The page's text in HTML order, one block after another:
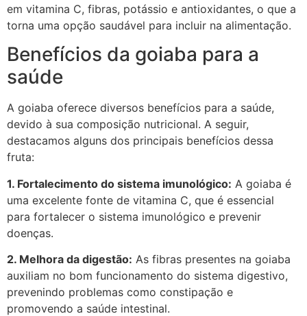
em vitamina C, fibras, potássio e antioxidantes, o que a
torna uma opção saudável para incluir na alimentação.
Benefícios da goiaba para a
saúde
A goiaba oferece diversos benefícios para a saúde,
devido à sua composição nutricional. A seguir,
destacamos alguns dos principais benefícios dessa
fruta:
1. Fortalecimento do sistema imunológico: A goiaba é
uma excelente fonte de vitamina C, que é essencial
para fortalecer o sistema imunológico e prevenir
doenças.
2. Melhora da digestão: As fibras presentes na goiaba
auxiliam no bom funcionamento do sistema digestivo,
prevenindo problemas como constipação e
promovendo a saúde intestinal.